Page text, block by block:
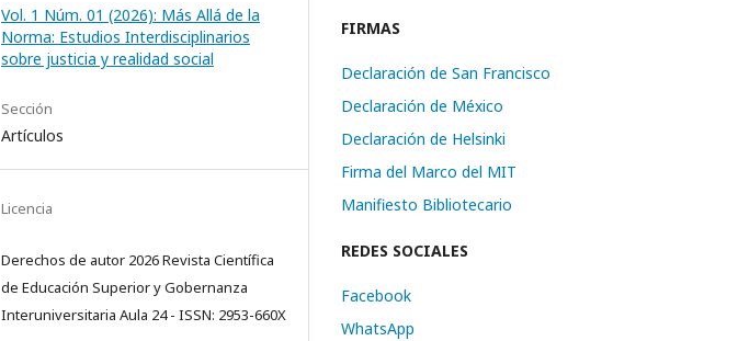
Vol. 1 Núm. 01 (2026): Más Allá de la
Norma: Estudios Interdisciplinarios
sobre justicia y realidad social
Sección
Artículos
Licencia
Derechos de autor 2026 Revista Científica
de Educación Superior y Gobernanza
Interuniversitaria Aula 24 - ISSN: 2953-660X
FIRMAS
Declaración de San Francisco
Declaración de México
Declaración de Helsinki
Firma del Marco del MIT
Manifiesto Bibliotecario
REDES SOCIALES
Facebook
WhatsApp